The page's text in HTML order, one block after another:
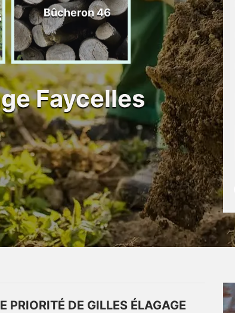
Bûcheron 46
Entreprise
d'arbre 46
Faycelles
PRIORITÉ DE GILLES ÉLAGAGE